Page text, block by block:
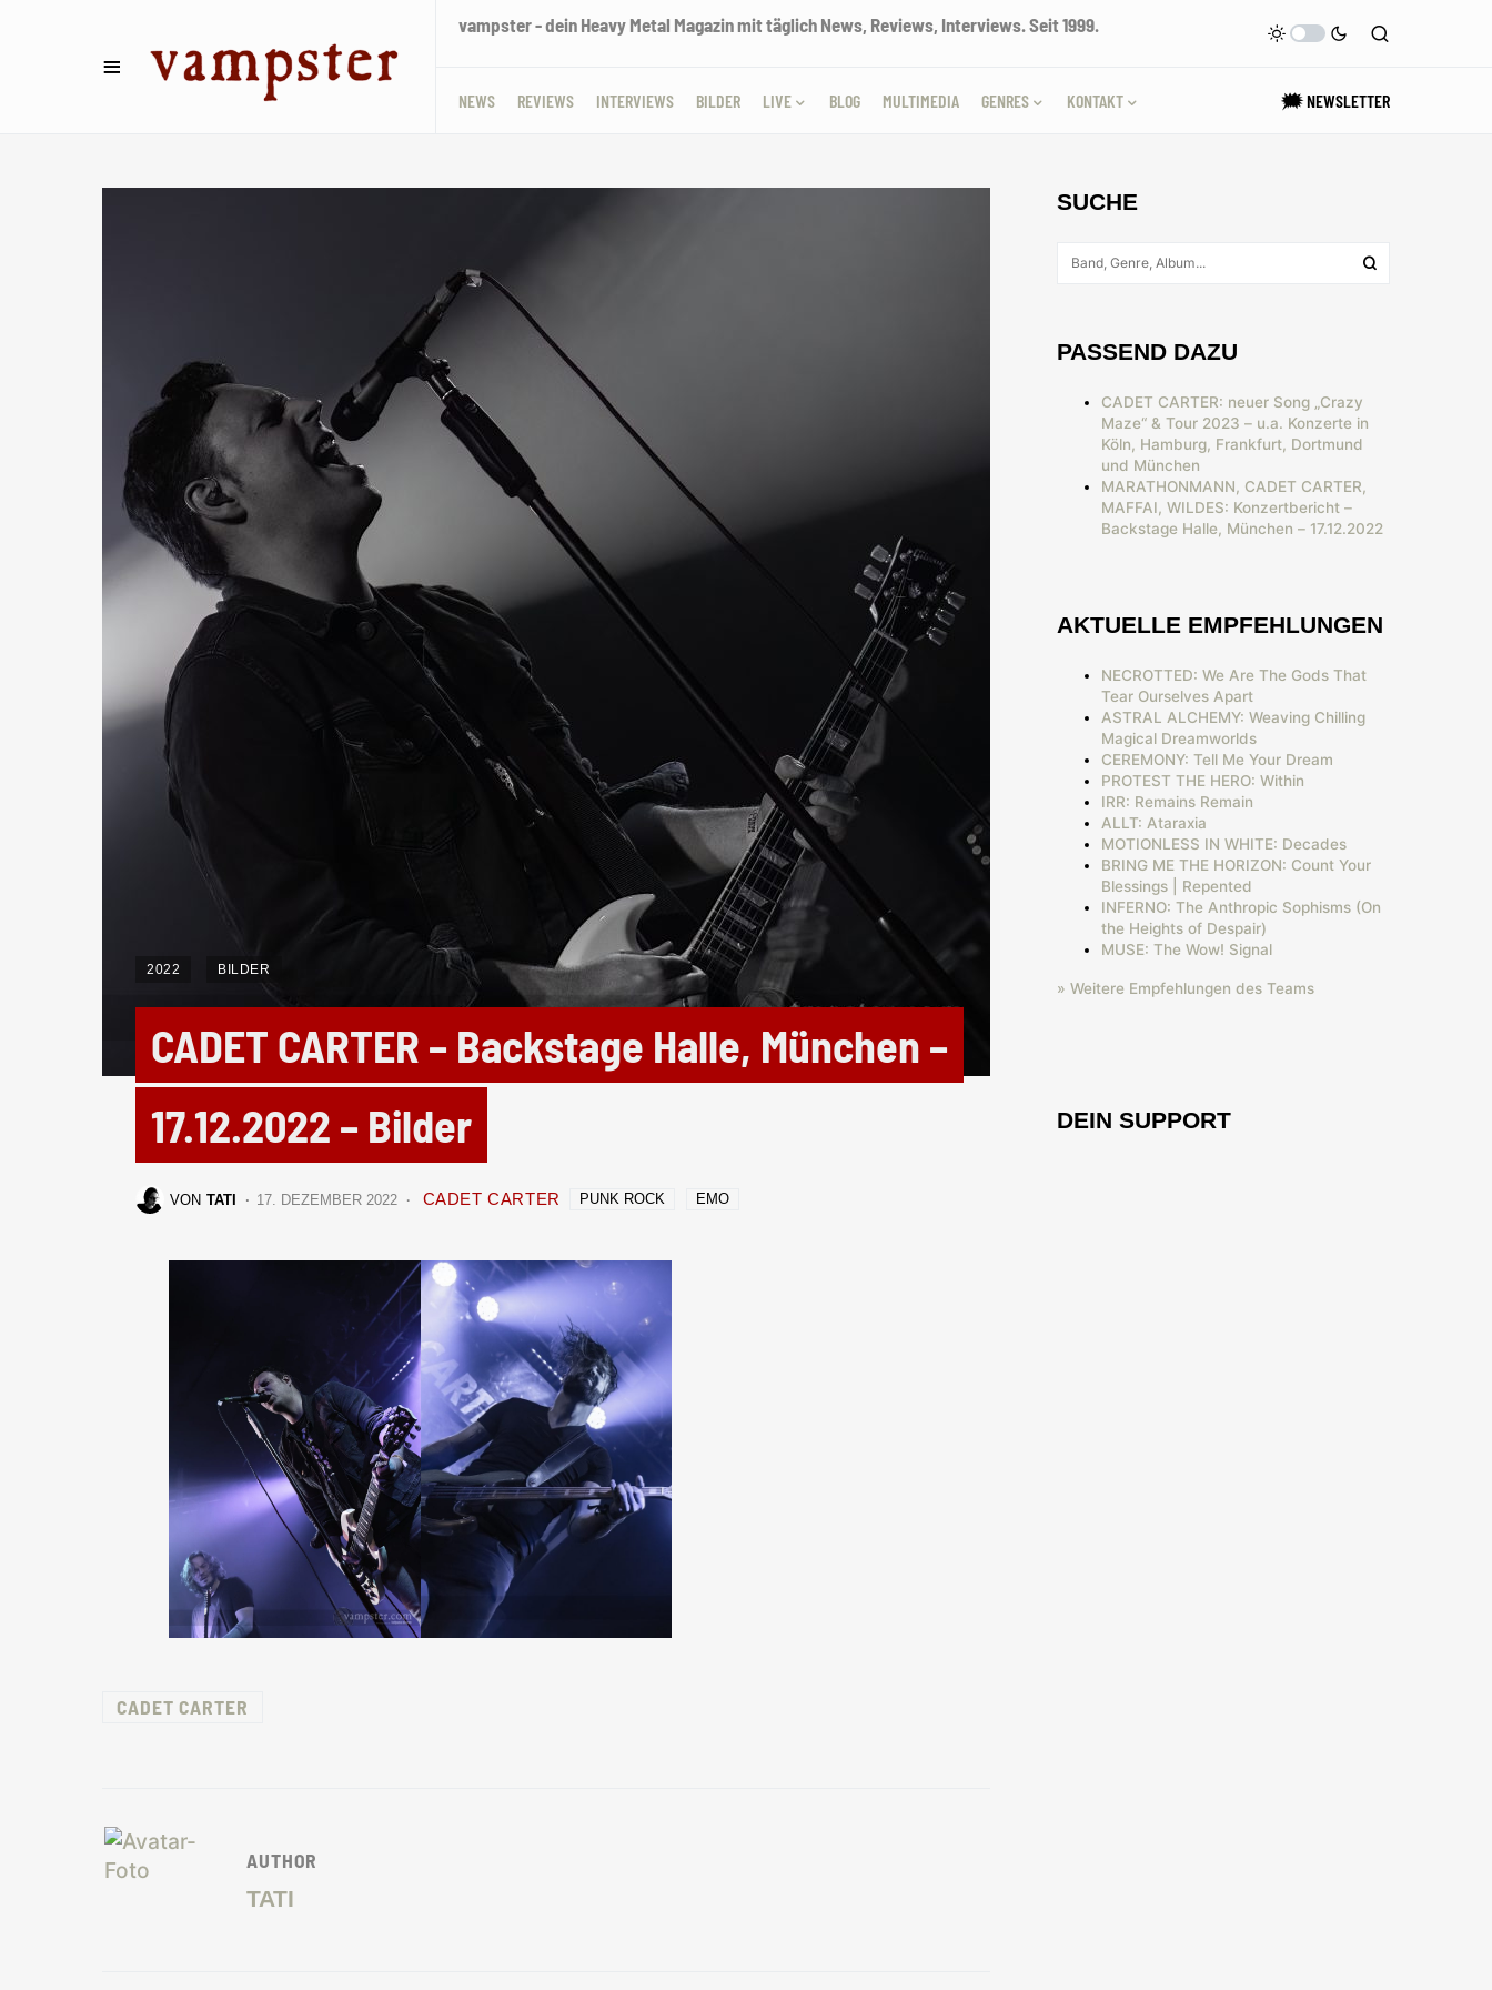
vampster - dein Heavy Metal Magazin mit täglich News, Reviews, Interviews. Seit 1999.
NEWS REVIEWS INTERVIEWS BILDER LIVE BLOG MULTIMEDIA GENRES KONTAKT 🗯 NEWSLETTER
2022 BILDER
CADET CARTER – Backstage Halle, München –
17.12.2022 – Bilder
VON TATI 17. DEZEMBER 2022 CADET CARTER PUNK ROCK EMO
CADET CARTER
AUTHOR
TATI
SUCHE
PASSEND DAZU
CADET CARTER: neuer Song „Crazy
Maze“ & Tour 2023 – u.a. Konzerte in
Köln, Hamburg, Frankfurt, Dortmund
und München
MARATHONMANN, CADET CARTER,
MAFFAI, WILDES: Konzertbericht –
Backstage Halle, München – 17.12.2022
AKTUELLE EMPFEHLUNGEN
NECROTTED: We Are The Gods That
Tear Ourselves Apart
ASTRAL ALCHEMY: Weaving Chilling
Magical Dreamworlds
CEREMONY: Tell Me Your Dream
PROTEST THE HERO: Within
IRR: Remains Remain
ALLT: Ataraxia
MOTIONLESS IN WHITE: Decades
BRING ME THE HORIZON: Count Your
Blessings | Repented
INFERNO: The Anthropic Sophisms (On
the Heights of Despair)
MUSE: The Wow! Signal
» Weitere Empfehlungen des Teams
DEIN SUPPORT